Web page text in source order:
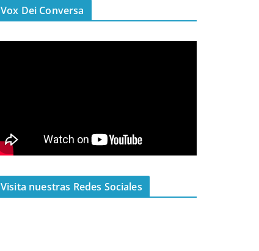
Vox Dei Conversa
Visita nuestras Redes Sociales